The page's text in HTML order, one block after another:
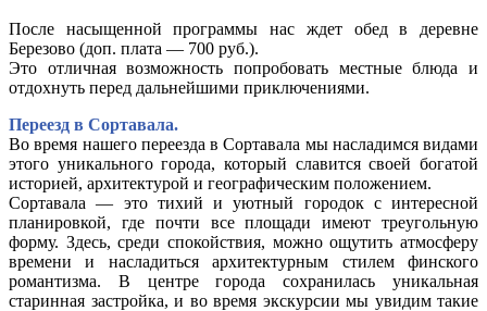
После насыщенной программы нас ждет обед в деревне
Березово (доп. плата — 700 руб.).
Это отличная возможность попробовать местные блюда и
отдохнуть перед дальнейшими приключениями.
Переезд в Сортавала.
Во время нашего переезда в Сортавала мы насладимся видами
этого уникального города, который славится своей богатой
историей, архитектурой и географическим положением.
Сортавала — это тихий и уютный городок с интересной
планировкой, где почти все площади имеют треугольную
форму. Здесь, среди спокойствия, можно ощутить атмосферу
времени и насладиться архитектурным стилем финского
романтизма. В центре города сохранилась уникальная
старинная застройка, и во время экскурсии мы увидим такие